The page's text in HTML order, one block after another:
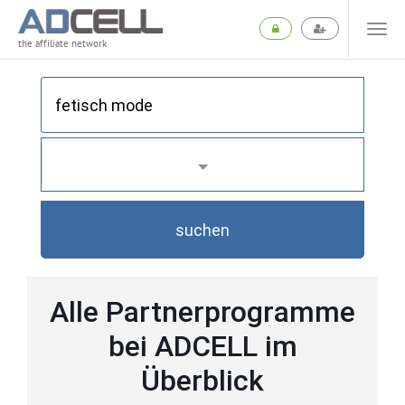
the affiliate network
suchen
Alle Partnerprogramme
bei ADCELL im
Überblick